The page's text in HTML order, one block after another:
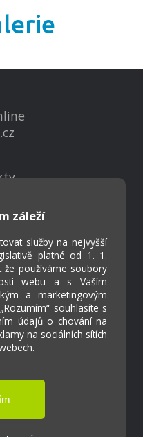
záleží
služby na nejvyšší
platné od 1. 1.
že používáme soubory
webu a s Vaším
a marketingovým
souhlasíte s
údajů o chování na
na sociálních sítích
škola Ostrožská